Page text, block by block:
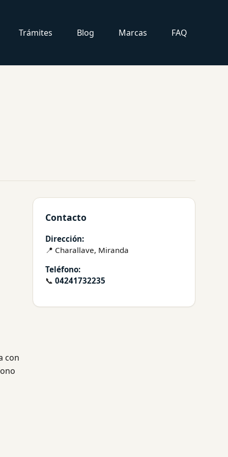
Trámites Blog Marcas FAQ
con
Contacto
Dirección:
📍 Charallave, Miranda
Teléfono:
📞 04241732235